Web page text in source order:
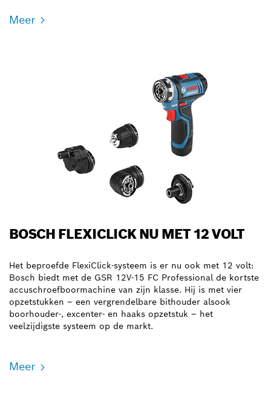
Meer
BOSCH FLEXICLICK NU MET 12 VOLT
Het beproefde FlexiClick-systeem is er nu ook met 12 volt:
Bosch biedt met de GSR 12V-15 FC Professional de kortste
accuschroefboormachine van zijn klasse. Hij is met vier
opzetstukken – een vergrendelbare bithouder alsook
boorhouder-, excenter- en haaks opzetstuk – het
veelzijdigste systeem op de markt.
Meer